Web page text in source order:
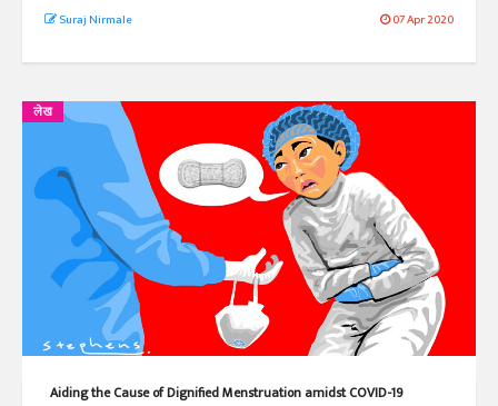
Suraj Nirmale 07 Apr 2020
लेख
Aiding the Cause of Dignified Menstruation amidst COVID-19